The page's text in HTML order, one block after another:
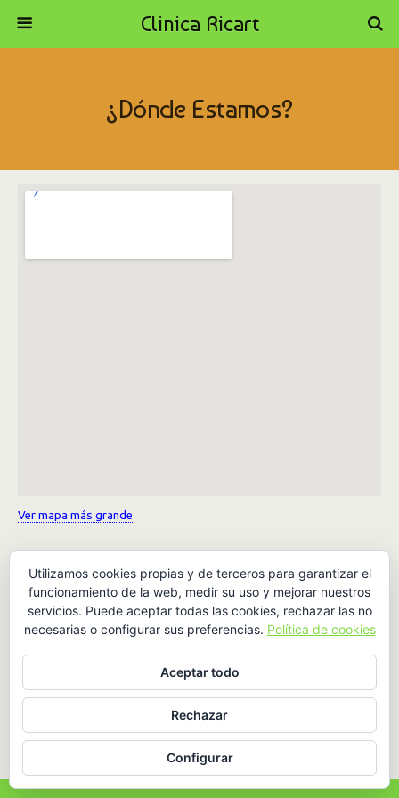
Clinica Ricart
¿Dónde Estamos?
Ver mapa más grande
Volver arriba
Escritorio
Utilizamos cookies propias y de terceros para garantizar el
funcionamiento de la web, medir su uso y mejorar nuestros
servicios. Puede aceptar todas las cookies, rechazar las no
necesarias o configurar sus preferencias. Política de cookies
Aceptar todo
Rechazar
Configurar